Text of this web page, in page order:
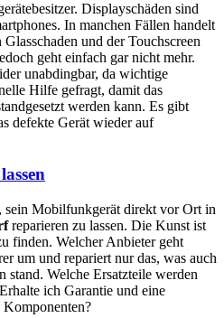
Displayschäden sind
In manchen Fällen handelt
und der Touchscreen
geht einfach gar nicht mehr.
unabdingbar, da wichtige
Hilfe gefragt, damit das
werden kann. Es gibt
defekte Gerät wieder auf
sein Mobilfunkgerät direkt vor Ort in
reparieren zu lassen. Die Kunst ist
finden. Welcher Anbieter geht
um und repariert nur das, was auch
stand. Welche Ersatzteile werden
ich Garantie und eine
Komponenten?